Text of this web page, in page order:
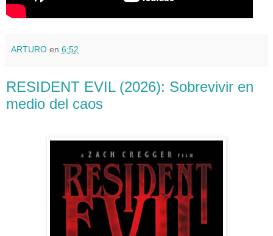
ARTURO en 6:52
RESIDENT EVIL (2026): Sobrevivir en
medio del caos